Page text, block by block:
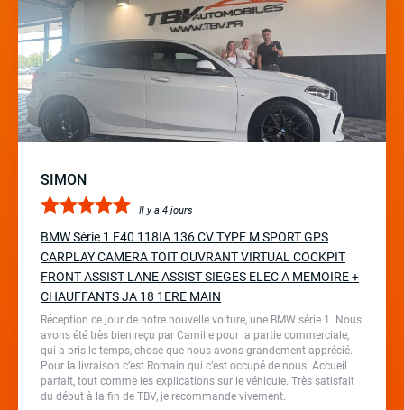
SIMON
Il y a 4 jours
BMW Série 1 F40 118IA 136 CV TYPE M SPORT GPS
CARPLAY CAMERA TOIT OUVRANT VIRTUAL COCKPIT
FRONT ASSIST LANE ASSIST SIEGES ELEC A MEMOIRE +
CHAUFFANTS JA 18 1ERE MAIN
Réception ce jour de notre nouvelle voiture, une BMW série 1. Nous
avons été très bien reçu par Camille pour la partie commerciale,
qui a pris le temps, chose que nous avons grandement apprécié.
Pour la livraison c’est Romain qui c’est occupé de nous. Accueil
parfait, tout comme les explications sur le véhicule. Très satisfait
du début à la fin de TBV, je recommande vivement.